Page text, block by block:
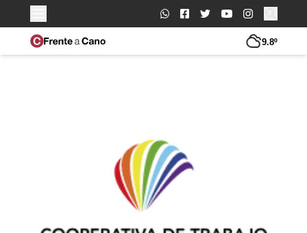
Buscar:
9.8º